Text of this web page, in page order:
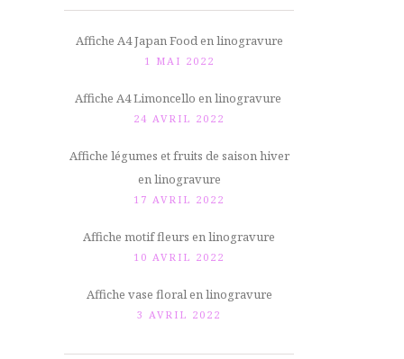
Affiche A4 Japan Food en linogravure
1 MAI 2022
Affiche A4 Limoncello en linogravure
24 AVRIL 2022
Affiche légumes et fruits de saison hiver
en linogravure
17 AVRIL 2022
Affiche motif fleurs en linogravure
10 AVRIL 2022
Affiche vase floral en linogravure
3 AVRIL 2022